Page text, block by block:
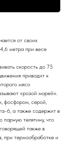
от своих
метра при весе
скорость до 75
приводит к
мясо
«розой морей».
фосфором, серой,
6, а также содержит в
телятину, что
также в
при термообработке и